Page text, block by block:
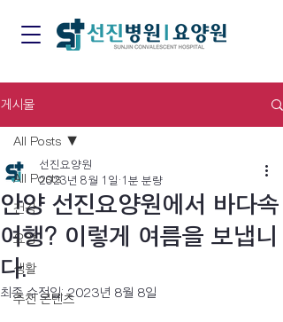
게시물
All Posts
건강
요양
생활
추천 콘텐츠
All Posts
안양 선진요양원에서 바다속
여행? 이렇게 여름을 보냅니
다.
선진요양원
2023년 8월 1일 1분 분량
최종 수정일:2023년 8월 8일